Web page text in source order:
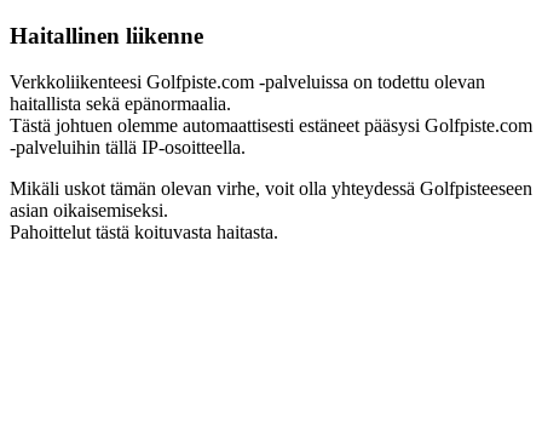
Haitallinen liikenne
Verkkoliikenteesi Golfpiste.com -palveluissa on todettu olevan
haitallista sekä epänormaalia.
Tästä johtuen olemme automaattisesti estäneet pääsysi Golfpiste.com
-palveluihin tällä IP-osoitteella.
Mikäli uskot tämän olevan virhe, voit olla yhteydessä Golfpisteeseen
asian oikaisemiseksi.
Pahoittelut tästä koituvasta haitasta.